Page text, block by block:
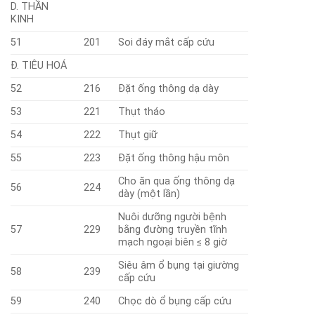
D. THẦN
KINH
51
201
Soi đáy mắt cấp cứu
Đ. TIÊU HOÁ
52
216
Đặt ống thông dạ dày
53
221
Thụt tháo
54
222
Thụt giữ
55
223 Đặt ống thông hậu môn
56 224
Cho ăn qua ống thông dạ
dày (một lần)
57 229
Nuôi dưỡng người bệnh
bằng đư­ờng truyền tĩnh
mạch ngoại biên ≤ 8 giờ
58 239
Siêu âm ổ bụng tại giường
cấp cứu
59
240 Chọc dò ổ bụng cấp cứu